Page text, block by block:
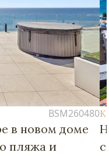
Новые
спальнями – в